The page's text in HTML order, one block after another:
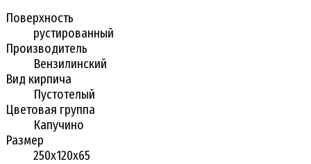
Поверхность
рустированный
Производитель
Вензилинский
Вид кирпича
Пустотелый
Цветовая группа
Капучино
Размер
250х120х65